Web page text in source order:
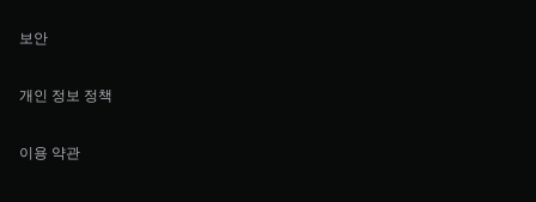
보안
개인 정보 정책
이용 약관